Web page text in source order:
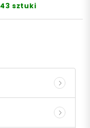
43 sztuki